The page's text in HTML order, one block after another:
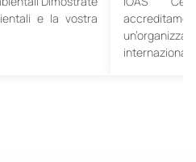
e la vostra